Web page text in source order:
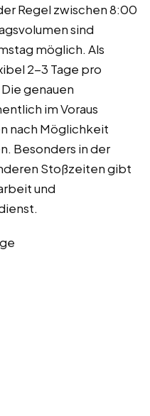
Regel zwischen 8:00
sind
möglich. Als
2-3 Tage pro
genauen
im Voraus
nach Möglichkeit
Besonders in der
Stoßzeiten gibt
und